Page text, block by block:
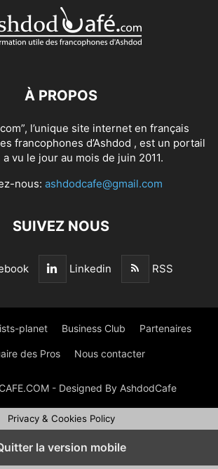
À PROPOS
l’unique site internet en français
francophones d’Ashdod , est un portail
vu le jour au mois de juin 2011.
nous: ashdodcafe@gmail.com
SUIVEZ NOUS
Linkedin RSS
planet Business Club Partenaires
des Pros Nous contacter
- Designed By AshdodCafe
Privacy & Cookies Policy
la version mobile